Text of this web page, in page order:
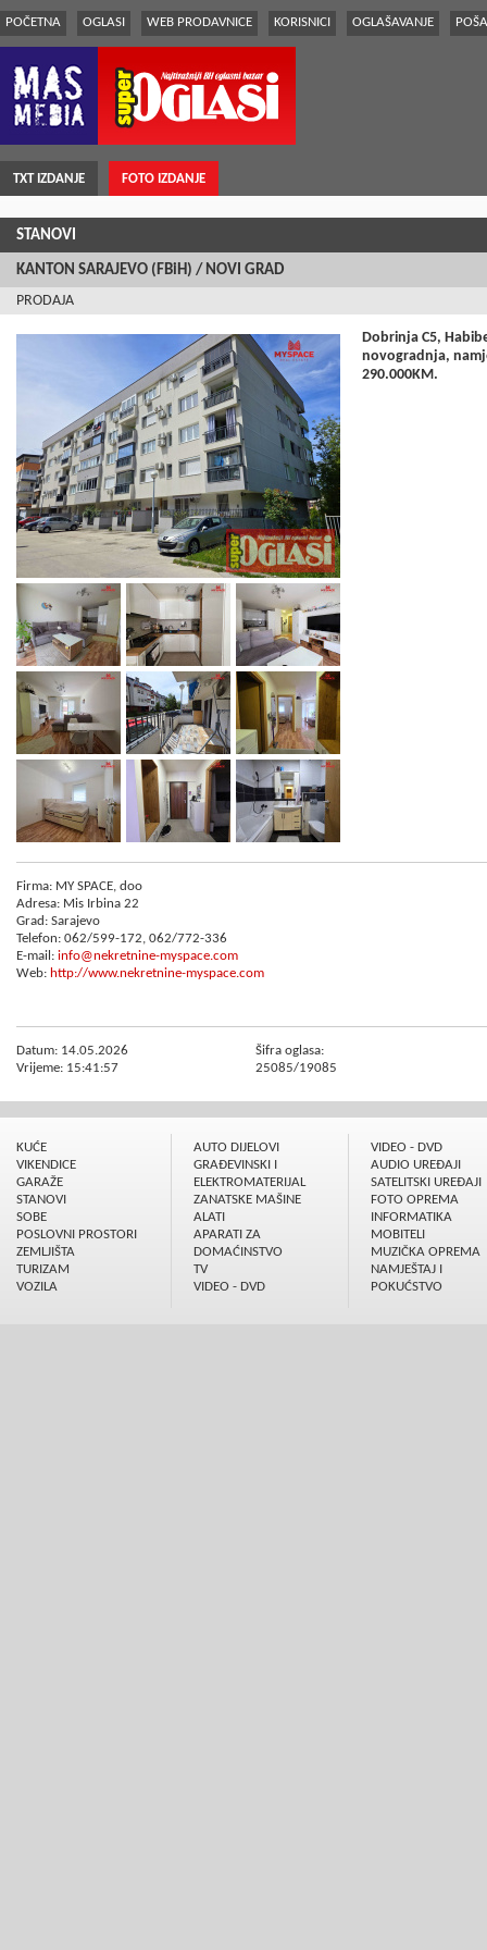
POČETNA OGLASI WEB PRODAVNICE KORISNICI OGLAŠAVANJE
TXT IZDANJE FOTO IZDANJE
STANOVI
KANTON SARAJEVO (FBiH) / NOVI GRAD
PRODAJA
Dobrinja C5,
novogradnja,
290.000KM.
Firma: MY SPACE, doo
Adresa: Mis Irbina 22
Grad: Sarajevo
Telefon: 062/599-172, 062/772-336
E-mail: info@nekretnine-myspace.com
Web: http://www.nekretnine-myspace.com
Datum: 14.05.2026
Vrijeme: 15:41:57
Šifra oglasa:
25085/19085
KUĆE
VIKENDICE
GARAŽE
STANOVI
SOBE
POSLOVNI PROSTORI
ZEMLJIŠTA
TURIZAM
VOZILA
AUTO DIJELOVI
GRAÐEVINSKI I
ELEKTROMATERIJAL
ZANATSKE MAŠINE
ALATI
APARATI ZA
DOMAĆINSTVO
TV
VIDEO - DVD
VIDEO - DVD
AUDIO UREÐAJI
SATELITSKI UREÐAJI
FOTO OPREMA
INFORMATIKA
MOBITELI
MUZIČKA OPREMA
NAMJEŠTAJ I
POKUĆSTVO